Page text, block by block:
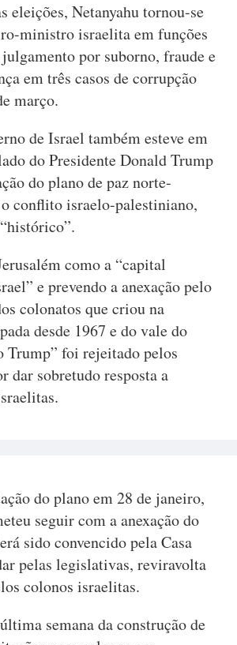
eleições, Netanyahu tornou-se
ministro israelita em funções
julgamento por suborno, fraude e
em três casos de corrupção
março.
de Israel também esteve em
do Presidente Donald Trump
do plano de paz norte-
conflito israelo-palestiniano,
como a “capital
e prevendo a anexação pelo
colonatos que criou na
desde 1967 e do vale do
Trump” foi rejeitado pelos
dar sobretudo resposta a
do plano em 28 de janeiro,
seguir com a anexação do
sido convencido pela Casa
pelas legislativas, reviravolta
colonos israelitas.
semana da construção de